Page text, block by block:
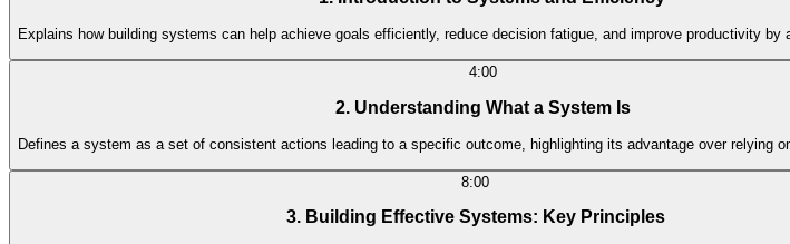
Explains how building systems can help achieve goals efficiently, reduce decision fatigue, and improve productivity by
4:00
2. Understanding What a System Is
Defines a system as a set of consistent actions leading to a specific outcome, highlighting its advantage over relying
8:00
3. Building Effective Systems: Key Principles